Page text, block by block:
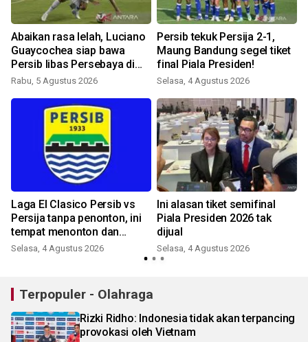
Abaikan rasa lelah, Luciano
Guaycochea siap bawa
Persib libas Persebaya di
final Piala Presiden!
Rabu, 5 Agustus 2026
Persib tekuk Persija 2-1,
Maung Bandung segel tiket
final Piala Presiden!
Selasa, 4 Agustus 2026
Laga El Clasico Persib vs
Persija tanpa penonton, ini
tempat menonton dan
jadwalnya
Selasa, 4 Agustus 2026
Ini alasan tiket semifinal
Piala Presiden 2026 tak
dijual
Selasa, 4 Agustus 2026
Terpopuler - Olahraga
Rizki Ridho: Indonesia tidak akan terpancing
provokasi oleh Vietnam